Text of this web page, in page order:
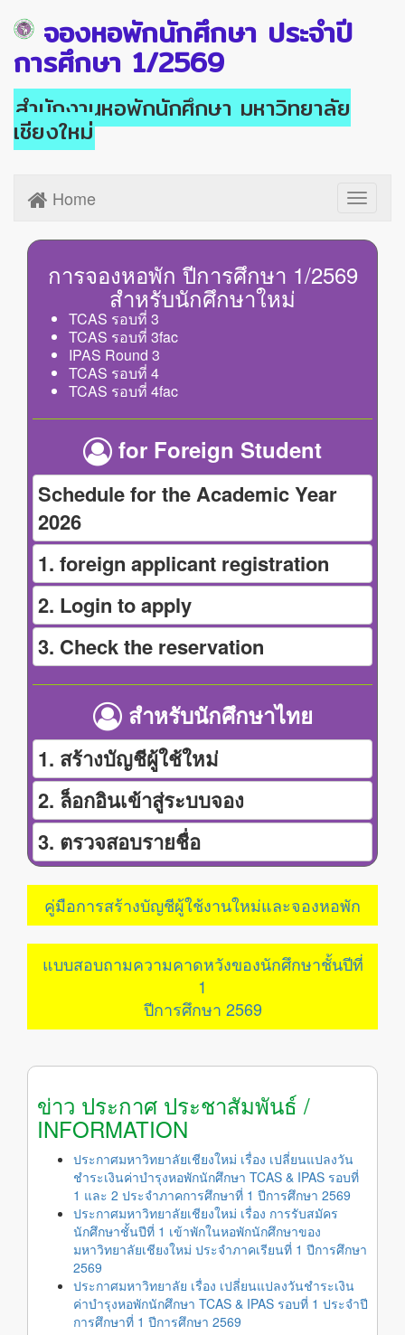
จองหอพักนักศึกษา ประจำปี
การศึกษา 1/2569
สำนักงานหอพักนักศึกษา มหาวิทยาลัย
เชียงใหม่
Toggle
Home
การจองหอพัก ปีการศึกษา 1/2569
สำหรับนักศึกษาใหม่
TCAS รอบที่ 3
TCAS รอบที่ 3fac
IPAS Round 3
TCAS รอบที่ 4
TCAS รอบที่ 4fac
for Foreign Student
Schedule for the Academic Year
2026
1. foreign applicant registration
2. Login to apply
3. Check the reservation
สำหรับนักศึกษาไทย
1. สร้างบัญชีผู้ใช้ใหม่
2. ล็อกอินเข้าสู่ระบบจอง
3. ตรวจสอบรายชื่อ
คู่มือการสร้างบัญชีผู้ใช้งานใหม่และจองหอพัก
แบบสอบถามความคาดหวังของนักศึกษาชั้นปีที่
1
ปีการศึกษา 2569
ข่าว ประกาศ ประชาสัมพันธ์ /
INFORMATION
ประกาศมหาวิทยาลัยเชียงใหม่ เรื่อง เปลี่ยนแปลงวัน
ชำระเงินค่าบำรุงหอพักนักศึกษา TCAS & IPAS รอบที่
1 และ 2 ประจำภาคการศึกษาที่ 1 ปีการศึกษา 2569
ประกาศมหาวิทยาลัยเชียงใหม่ เรื่อง การรับสมัคร
นักศึกษาชั้นปีที่ 1 เข้าพักในหอพักนักศึกษาของ
มหาวิทยาลัยเชียงใหม่ ประจำภาคเรียนที่ 1 ปีการศึกษา
2569
ประกาศมหาวิทยาลัย เรื่อง เปลี่ยนแปลงวันชำระเงิน
ค่าบำรุงหอพักนักศึกษา TCAS & IPAS รอบที่ 1 ประจำปี
การศึกษาที่ 1 ปีการศึกษา 2569